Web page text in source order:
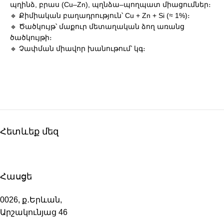
պղինձ, բրաս (Cu–Zn), պղնձա–պողպատ միացումներ։
🔹 Քիմիական բաղադրություն՝ Cu + Zn + Si (≈ 1%)։
🔹 Ծածկույթ՝ մաքուր մետաղական ձող առանց
ծածկույթի։
🔹 Չափման միավոր խանութում՝ կգ։
Հետևեք մեզ
Հասցե
0026, ք․Երևան,
Արշակունյաց 46